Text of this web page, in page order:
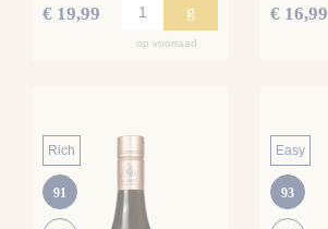
€ 19,99 g
op voorraad
€ 16,99
Rich
91
Easy
93